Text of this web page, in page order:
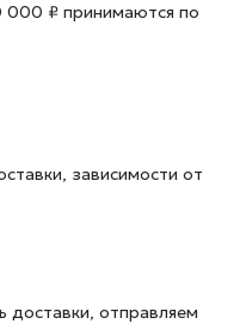
000 ₽ принимаются по
зависимости от
доставки, отправляем